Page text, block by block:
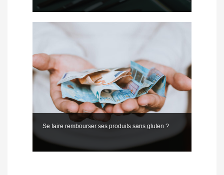
Se faire rembourser ses produits sans gluten ?